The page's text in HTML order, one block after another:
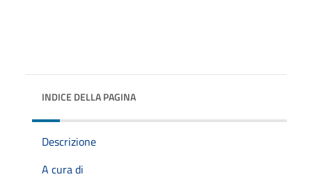
INDICE DELLA PAGINA
Descrizione
A cura di